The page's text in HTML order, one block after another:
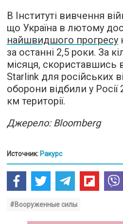
В Інституті вивчення
що Україна в лютому
найшвидшого прогресу
за останні 2,5 роки. За
місяця, скориставшись
Starlink для російських
оборони відбили у Росії
км території.
Джерело: Bloomberg
Источник: Ракурс
#Вооруженные силы